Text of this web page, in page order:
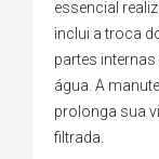
essencial
inclui a troca
partes
água. A
prolonga sua
filtrada.